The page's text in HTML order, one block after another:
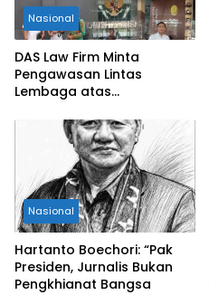
Nasional
DAS Law Firm Minta
Pengawasan Lintas
Lembaga atas
Objek Sengketa di
Pengadilan Negeri Jakarta
Nasional
Hartanto Boechori: “Pak
Presiden, Jurnalis Bukan
Pengkhianat Bangsa